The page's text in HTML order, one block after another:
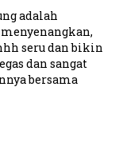
adalah
seru dan bikin
dan sangat
bersama